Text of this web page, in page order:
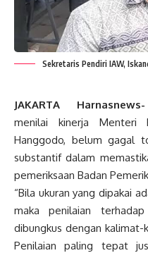
Sekretaris Pendiri IAW,
JAKARTA Harnasnews-
menilai kinerja Menteri
Hanggodo, belum gagal
substantif dalam
pemeriksaan Badan
“Bila ukuran yang dipakai
maka penilaian
dibungkus dengan
Penilaian paling tepat